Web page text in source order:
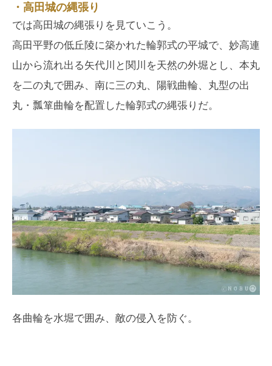
・高田城の縄張り
では高田城の縄張りを見ていこう。
高田平野の低丘陵に築かれた輪郭式の平城で、妙高連
山から流れ出る矢代川と関川を天然の外堀とし、本丸
を二の丸で囲み、南に三の丸、陽戦曲輪、丸型の出
丸・瓢箪曲輪を配置した輪郭式の縄張りだ。
各曲輪を水堀で囲み、敵の侵入を防ぐ。